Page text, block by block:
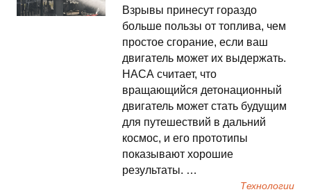
Взрывы принесут гораздо
больше пользы от топлива, чем
простое сгорание, если ваш
двигатель может их выдержать.
НАСА считает, что
вращающийся детонационный
двигатель может стать будущим
для путешествий в дальний
космос, и его прототипы
показывают хорошие
результаты. …
Технологии